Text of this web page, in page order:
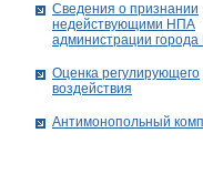
Сведения о признании
недействующими НПА
администрации города
Оценка регулирующего
воздействия
Антимонопольный